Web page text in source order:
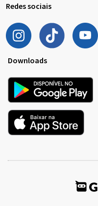
Redes sociais
Downloads